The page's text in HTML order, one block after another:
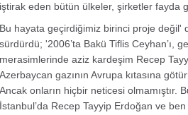
iştirak eden bütün ülkeler, şirketler fayda
Bu hayata geçirdiğimiz birinci proje değil'
sürdürdü; '2006’ta Bakü Tiflis Ceyhan’ı,
merasimlerinde aziz kardeşim Recep
Azerbaycan gazının Avrupa kıtasına
Ancak onların hiçbir neticesi olmamıştır.
İstanbul’da Recep Tayyip Erdoğan ve